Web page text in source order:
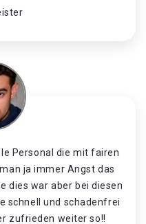
Personal die mit fairen
ja immer Angst das
dies war aber bei diesen
schnell und schadenfrei
zufrieden weiter so!!